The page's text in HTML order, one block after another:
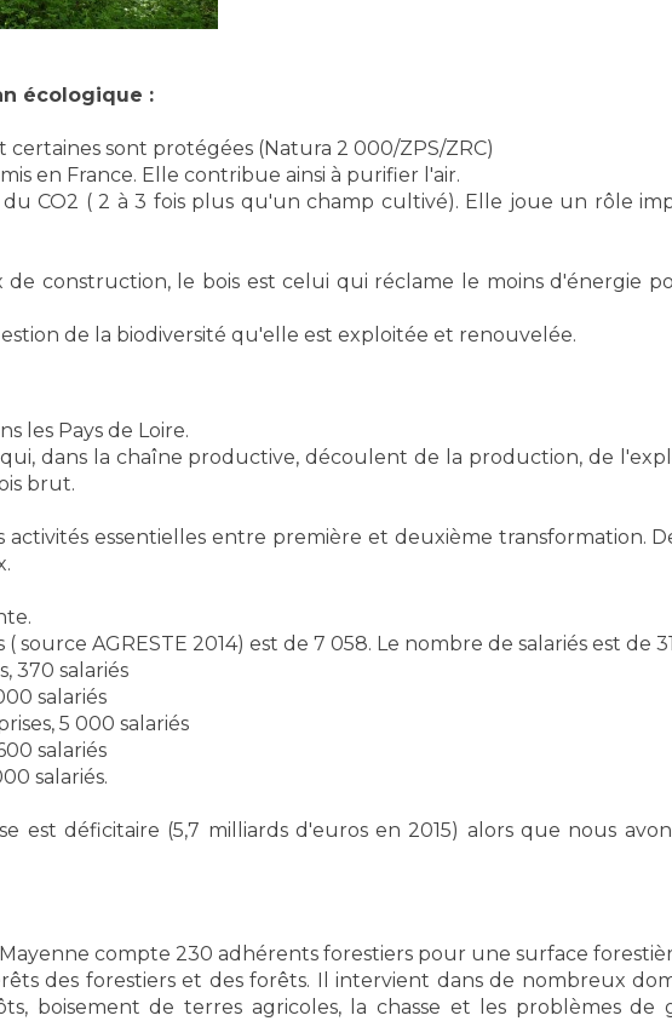
écologique :
sont protégées (Natura 2 000/ZPS/ZRC)
en France. Elle contribue ainsi à purifier l'air.
CO2 ( 2 à 3 fois plus qu'un champ cultivé). Elle joue un rôle
de construction, le bois est celui qui réclame le moins d'énergie
de la biodiversité qu'elle est exploitée et renouvelée.
les Pays de Loire.
dans la chaîne productive, découlent de la production, de
brut.
essentielles entre première et deuxième transformation.
AGRESTE 2014) est de 7 058. Le nombre de salariés est de
370 salariés
salariés
5 000 salariés
salariés
salariés.
est déficitaire (5,7 milliards d'euros en 2015) alors que nous
compte 230 adhérents forestiers pour une surface
des forestiers et des forêts. Il intervient dans de nombreux
boisement de terres agricoles, la chasse et les problèmes de